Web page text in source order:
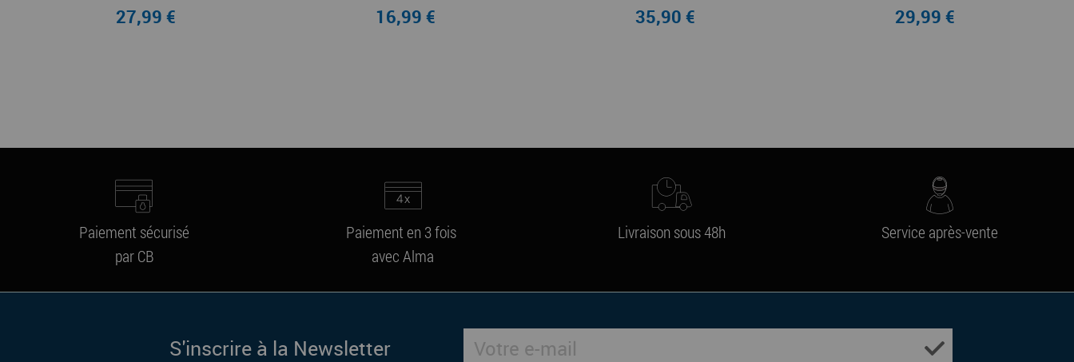
27,99 € 16,99 € 35,90 € 29,99 €
Paiement sécurisé
par CB
Paiement en 3 fois
avec Alma
Livraison sous 48h Service après-vente
S'inscrire à la Newsletter